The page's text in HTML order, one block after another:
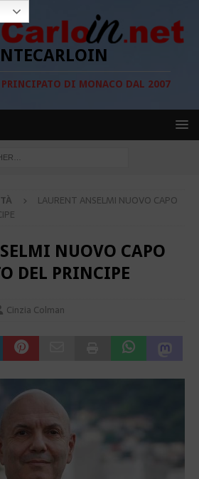
DI MONACO DAL 2007
LAURENT ANSELMI NUOVO CAPO
NUOVO CAPO
DEL PRINCIPE
Cinzia Colman